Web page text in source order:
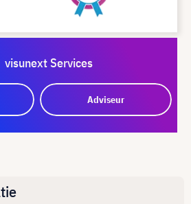
visunext Services
Adviseur